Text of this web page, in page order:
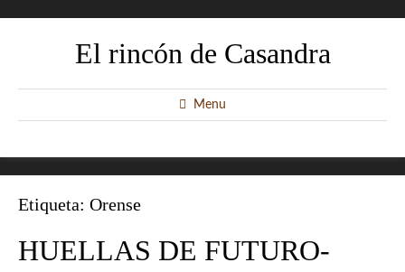
El rincón de Casandra
Menu
Etiqueta: Orense
HUELLAS DE FUTURO-